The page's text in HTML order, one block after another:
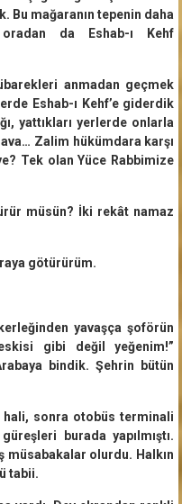
Bu mağaranın tepenin daha
da Eshab-ı Kehf
anmadan geçmek
Eshab-ı Kehf’e giderdik
yattıkları yerlerde onlarla
Zalim hükümdara karşı
Tek olan Yüce Rabbimize
müsün? İki rekât namaz
götürürüm.
yavaşça şoförün
gibi değil yeğenim!”
bindik. Şehrin bütün
hali, sonra otobüs terminali
burada yapılmıştı.
müsabakalar olurdu. Halkın
tabii.